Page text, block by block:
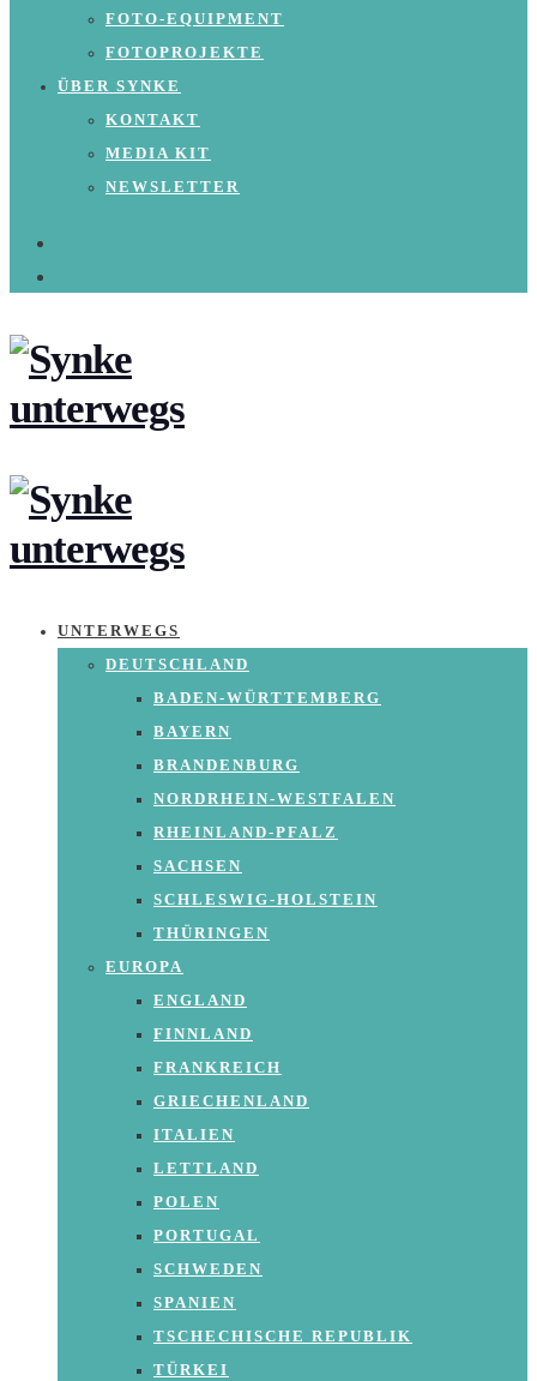
FOTO-EQUIPMENT
FOTOPROJEKTE
ÜBER SYNKE
KONTAKT
MEDIA KIT
NEWSLETTER
UNTERWEGS
DEUTSCHLAND
BADEN-WÜRTTEMBERG
BAYERN
BRANDENBURG
NORDRHEIN-WESTFALEN
RHEINLAND-PFALZ
SACHSEN
SCHLESWIG-HOLSTEIN
THÜRINGEN
EUROPA
ENGLAND
FINNLAND
FRANKREICH
GRIECHENLAND
ITALIEN
LETTLAND
POLEN
PORTUGAL
SCHWEDEN
SPANIEN
TSCHECHISCHE REPUBLIK
TÜRKEI